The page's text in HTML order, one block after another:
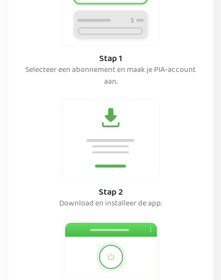
Stap 1
Selecteer een abonnement en maak je PIA-account
aan.
Stap 2
Download en installeer de app.